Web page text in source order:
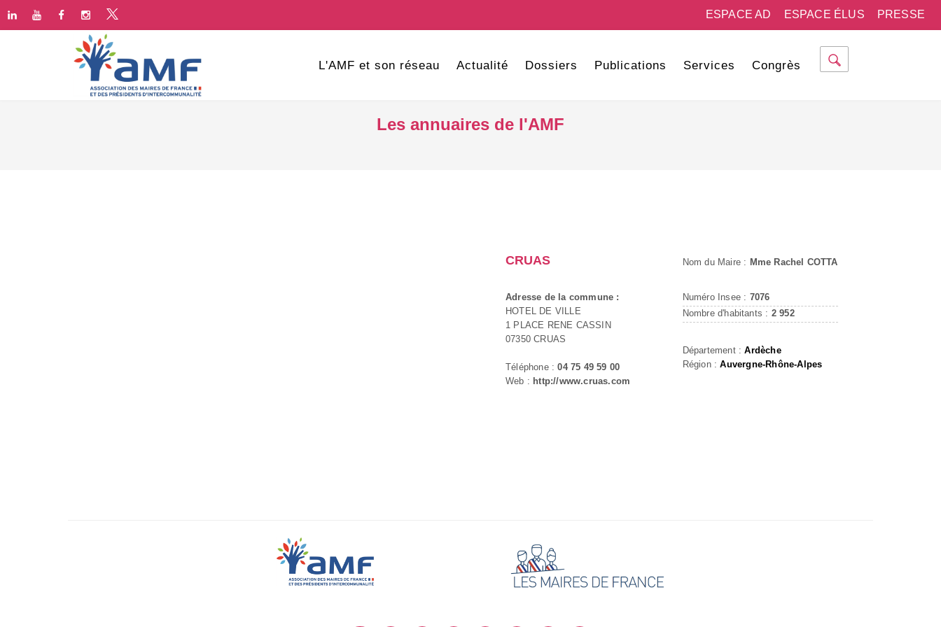
PRESSE
ESPACE ÉLUS
ESPACE AD
L'AMF et son réseau Actualité Dossiers Publications Services Congrès
Les annuaires de l'AMF
CRUAS
Adresse de la commune :
HOTEL DE VILLE
1 PLACE RENE CASSIN
07350 CRUAS
Téléphone :04 75 49 59 00
Web : http://www.cruas.com
Nom du Maire : Mme Rachel COTTA
Numéro Insee : 7076
Nombre d'habitants : 2 952
Département :Ardèche
Région :Auvergne-Rhône-Alpes